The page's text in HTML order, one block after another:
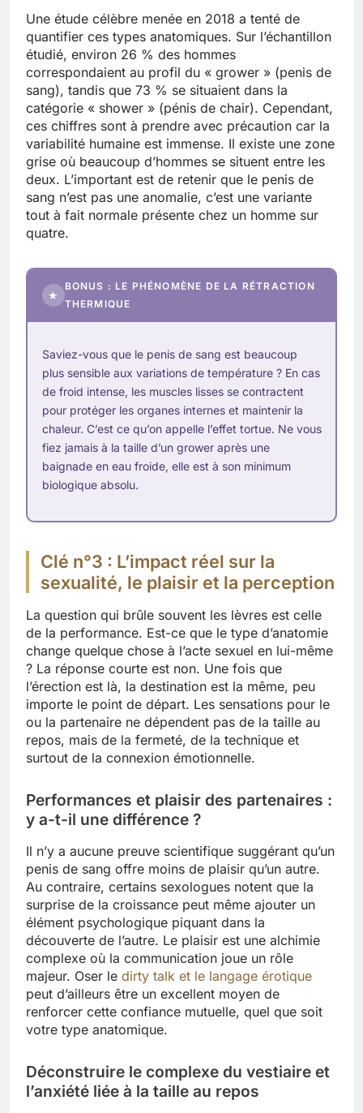
Une étude célèbre menée en 2018 a tenté de
quantifier ces types anatomiques. Sur l’échantillon
étudié, environ 26 % des hommes
correspondaient au profil du « grower » (penis de
sang), tandis que 73 % se situaient dans la
catégorie « shower » (pénis de chair). Cependant,
ces chiffres sont à prendre avec précaution car la
variabilité humaine est immense. Il existe une zone
grise où beaucoup d’hommes se situent entre les
deux. L’important est de retenir que le penis de
sang n’est pas une anomalie, c’est une variante
tout à fait normale présente chez un homme sur
quatre.
★
BONUS : LE PHÉNOMÈNE DE LA RÉTRACTION
THERMIQUE
Saviez-vous que le penis de sang est beaucoup
plus sensible aux variations de température ? En cas
de froid intense, les muscles lisses se contractent
pour protéger les organes internes et maintenir la
chaleur. C’est ce qu’on appelle l’effet tortue. Ne vous
fiez jamais à la taille d’un grower après une
baignade en eau froide, elle est à son minimum
biologique absolu.
Clé n°3 : L’impact réel sur la
sexualité, le plaisir et la perception
La question qui brûle souvent les lèvres est celle
de la performance. Est-ce que le type d’anatomie
change quelque chose à l’acte sexuel en lui-même
? La réponse courte est non. Une fois que
l’érection est là, la destination est la même, peu
importe le point de départ. Les sensations pour le
ou la partenaire ne dépendent pas de la taille au
repos, mais de la fermeté, de la technique et
surtout de la connexion émotionnelle.
Performances et plaisir des partenaires :
y a-t-il une différence ?
Il n’y a aucune preuve scientifique suggérant qu’un
penis de sang offre moins de plaisir qu’un autre.
Au contraire, certains sexologues notent que la
surprise de la croissance peut même ajouter un
élément psychologique piquant dans la
découverte de l’autre. Le plaisir est une alchimie
complexe où la communication joue un rôle
majeur. Oser le dirty talk et le langage érotique
peut d’ailleurs être un excellent moyen de
renforcer cette confiance mutuelle, quel que soit
votre type anatomique.
Déconstruire le complexe du vestiaire et
l’anxiété liée à la taille au repos